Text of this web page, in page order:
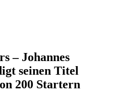
– Johannes
seinen Titel
200 Startern